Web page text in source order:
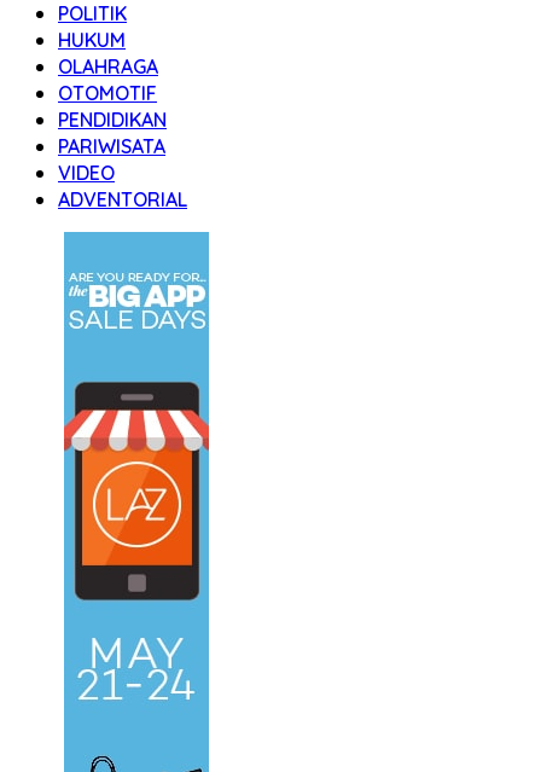
POLITIK
HUKUM
OLAHRAGA
OTOMOTIF
PENDIDIKAN
PARIWISATA
VIDEO
ADVENTORIAL